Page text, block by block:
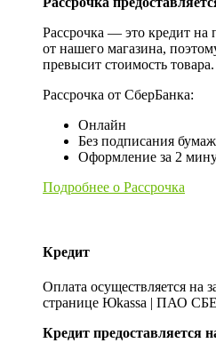
Рассрочка — это кредит на
от нашего магазина,
превысит стоимость товара.
Рассрочка от СберБанка:
Онлайн
Без подписания
Оформление за 2
Подробнее о Рассрочка
Кредит
Оплата осуществляется на
странице Юkassa | ПАО
Кредит предоставляется